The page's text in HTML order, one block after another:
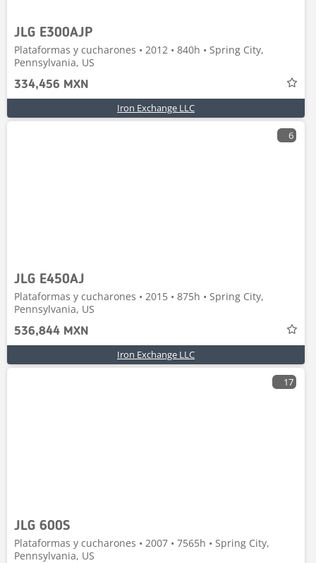
JLG E300AJP
Plataformas y cucharones • 2012 • 840h • Spring City,
Pennsylvania, US
334,456 MXN
Iron Exchange LLC
6
JLG E450AJ
Plataformas y cucharones • 2015 • 875h • Spring City,
Pennsylvania, US
536,844 MXN
Iron Exchange LLC
17
JLG 600S
Plataformas y cucharones • 2007 • 7565h • Spring City,
Pennsylvania, US